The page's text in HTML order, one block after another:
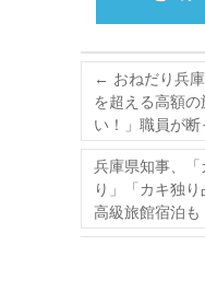
← おねだり兵
を超える高額
い！」職員が
兵庫県知事、
り」「カキ独
高級旅館宿泊も